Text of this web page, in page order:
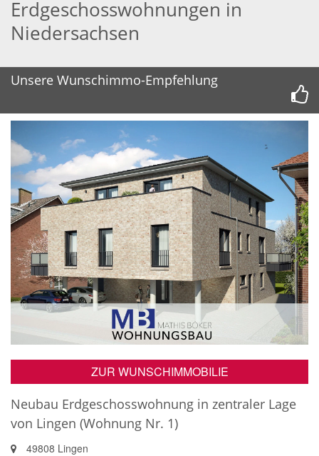
Erdgeschosswohnungen in
Niedersachsen
Unsere Wunschimmo-Empfehlung
ZUR WUNSCHIMMOBILIE
Neubau Erdgeschosswohnung in zentraler Lage
von Lingen (Wohnung Nr. 1)
49808 Lingen